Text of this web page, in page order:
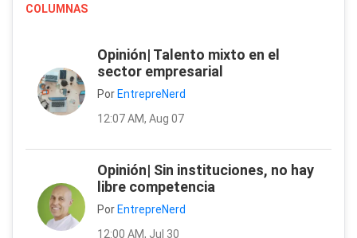
COLUMNAS
Opinión| Talento mixto en el
sector empresarial
Por EntrepreNerd
12:07 AM, Aug 07
Opinión| Sin instituciones, no hay
libre competencia
Por EntrepreNerd
12:00 AM, Jul 30